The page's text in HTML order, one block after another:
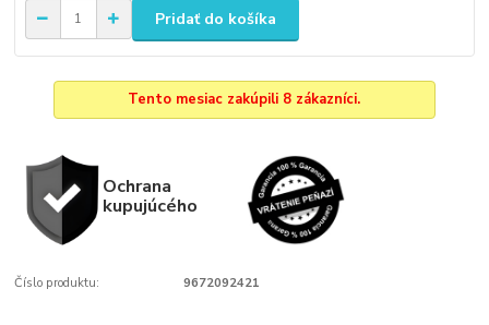
Pridať do košíka
Tento mesiac zakúpili 8 zákazníci.
Ochrana
kupujúcého
Číslo produktu: 9672092421